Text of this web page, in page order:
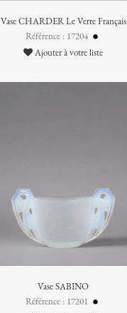
Vase CHARDER Le Verre Français
Référence : 17204
Ajouter à votre liste
Vase SABINO
Référence : 17201